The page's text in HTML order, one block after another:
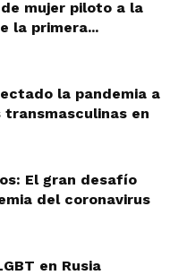
mujer piloto a la
la primera...
la pandemia a
transmasculinas en
El gran desafío
del coronavirus
en Rusia